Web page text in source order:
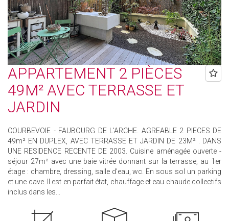
APPARTEMENT 2 PIÈCES
49M² AVEC TERRASSE ET
JARDIN
COURBEVOIE - FAUBOURG DE L'ARCHE. AGREABLE 2 PIECES DE
49m² EN DUPLEX, AVEC TERRASSE ET JARDIN DE 23M² . DANS
UNE RESIDENCE RECENTE DE 2003. Cuisine aménagée ouverte -
séjour 27m² avec une baie vitrée donnant sur la terrasse, au 1er
étage : chambre, dressing, salle d'eau, wc. En sous sol un parking
et une cave. Il est en parfait état, chauffage et eau chaude collectifs
inclus dans les...